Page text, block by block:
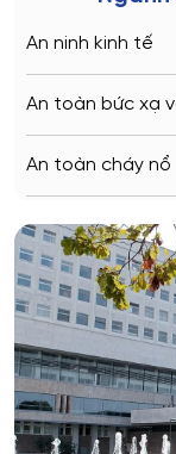
Kaliningrad
Kemerovo
Veliky Novgorod
Penza
Barnaul
An ninh kinh tế
An toàn bức xạ
An toàn cháy nổ
An toàn kỹ thuật
An toàn môi
An toàn thông
Biên - Phiên dịch